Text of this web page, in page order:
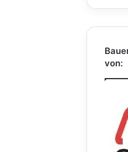
von: